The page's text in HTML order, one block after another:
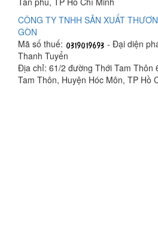
CÔNG TY TNHH SẢN XUẤT
GÒN
Mã số thuế:
- Đại diện
Thanh Tuyển
Địa chỉ: 61/2 đường Thới Tam Thôn
Tam Thôn, Huyện Hóc Môn, TP Hồ